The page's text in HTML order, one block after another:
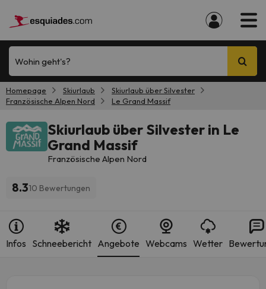
Wohin geht's?
Homepage Skiurlaub
Skiurlaub über Silvester
Französische Alpen Nord
Le Grand Massif
Skiurlaub über Silvester in Le
Grand Massif
Französische Alpen Nord
8.310 Bewertungen
Infos Schneebericht Angebote Webcams Wetter